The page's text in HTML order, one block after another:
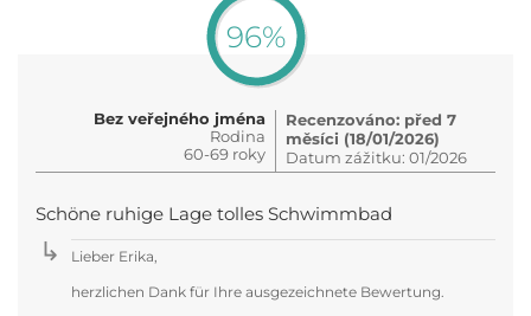
96%
Bez veřejného jména
Rodina
60-69 roky
Recenzováno: před 7
měsíci (18/01/2026)
Datum zážitku: 01/2026
Schöne ruhige Lage tolles Schwimmbad
Lieber Erika,
herzlichen Dank für Ihre ausgezeichnete Bewertung.